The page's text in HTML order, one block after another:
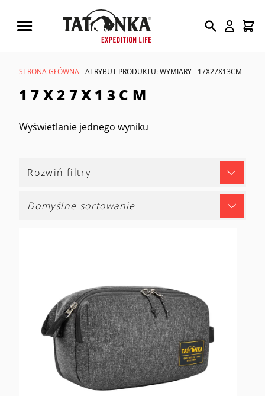
STRONA GŁÓWNA- ATRYBUT PRODUKTU: WYMIARY - 17X27X13CM
17X27X13CM
Wyświetlanie jednego wyniku
Rozwiń filtry